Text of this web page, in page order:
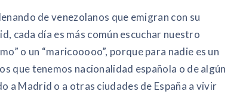
de venezolanos que emigran con su
cada día es más común escuchar nuestro
o un “maricooooo”, porque para nadie es un
que tenemos nacionalidad española o de algún
a Madrid o a otras ciudades de España a vivir